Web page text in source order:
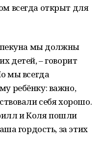
всегда открыт для
мы должны
детей, – говорит
мы всегда
ребёнку: важно,
себя хорошо.
и Коля пошли
гордость, за этих